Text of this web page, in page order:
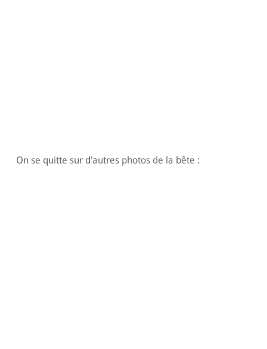
On se quitte sur d’autres photos de la bête :